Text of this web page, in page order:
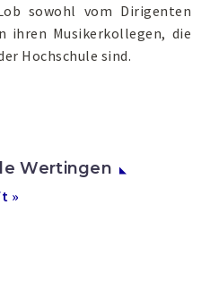
sowohl vom Dirigenten
ihren Musikerkollegen, die
Hochschule sind.
Wertingen
»